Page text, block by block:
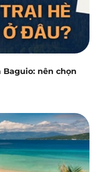
Baguio: nên chọn